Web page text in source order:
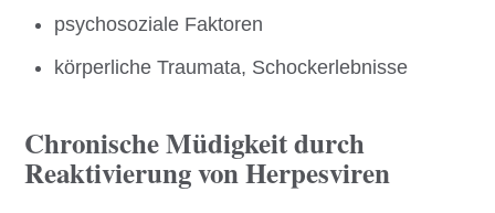
psychosoziale Faktoren
körperliche Traumata, Schockerlebnisse
Chronische Müdigkeit durch
Reaktivierung von Herpesviren